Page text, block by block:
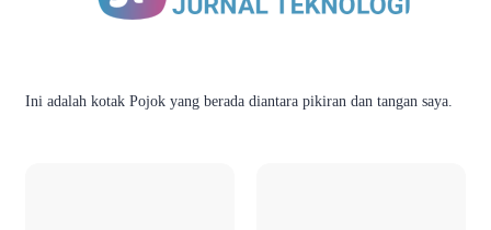
Ini adalah kotak Pojok yang berada diantara pikiran dan tangan saya.